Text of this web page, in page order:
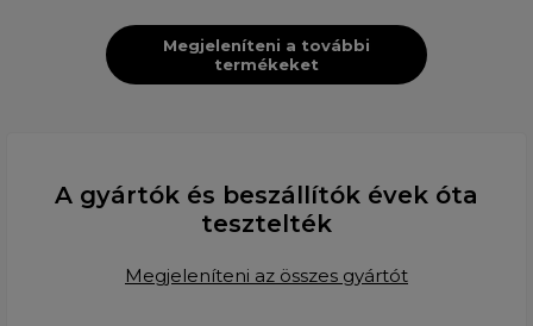
Megjeleníteni a további
termékeket
A gyártók és beszállítók évek óta
tesztelték
Megjeleníteni az összes gyártót